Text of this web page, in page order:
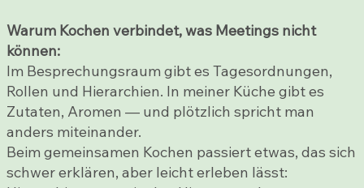
Warum Kochen verbindet, was Meetings nicht
können:
Im Besprechungsraum gibt es Tagesordnungen,
Rollen und Hierarchien. In meiner Küche gibt es
Zutaten, Aromen — und plötzlich spricht man
anders miteinander.
Beim gemeinsamen Kochen passiert etwas, das sich
schwer erklären, aber leicht erleben lässt: